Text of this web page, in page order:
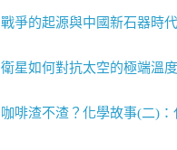
戰爭的起源與中國新石器時
衛星如何對抗太空的極端溫
咖啡渣不渣？化學故事(二)：